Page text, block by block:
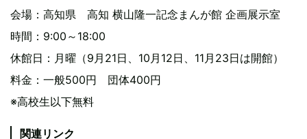
会場：高知県 高知 横山隆一記念まんが館 企画展示室
時間：9:00～18:00
休館日：月曜（9月21日、10月12日、11月23日は開館）
料金：一般500円 団体400円
※高校生以下無料
関連リンク